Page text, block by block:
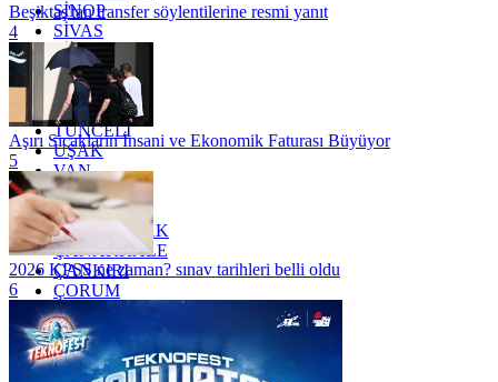
SİNOP
SİVAS
SİİRT
TEKİRDAĞ
TOKAT
TRABZON
TUNCELİ
UŞAK
VAN
YALOVA
YOZGAT
ZONGULDAK
ÇANAKKALE
ÇANKIRI
ÇORUM
İSTANBUL
İZMİR
ŞANLIURFA
ŞIRNAK
Beşiktaş'tan transfer söylentilerine resmi yanıt
4
Aşırı Sıcakların İnsani ve Ekonomik Faturası Büyüyor
5
2026 KPSS ne zaman? sınav tarihleri belli oldu
6